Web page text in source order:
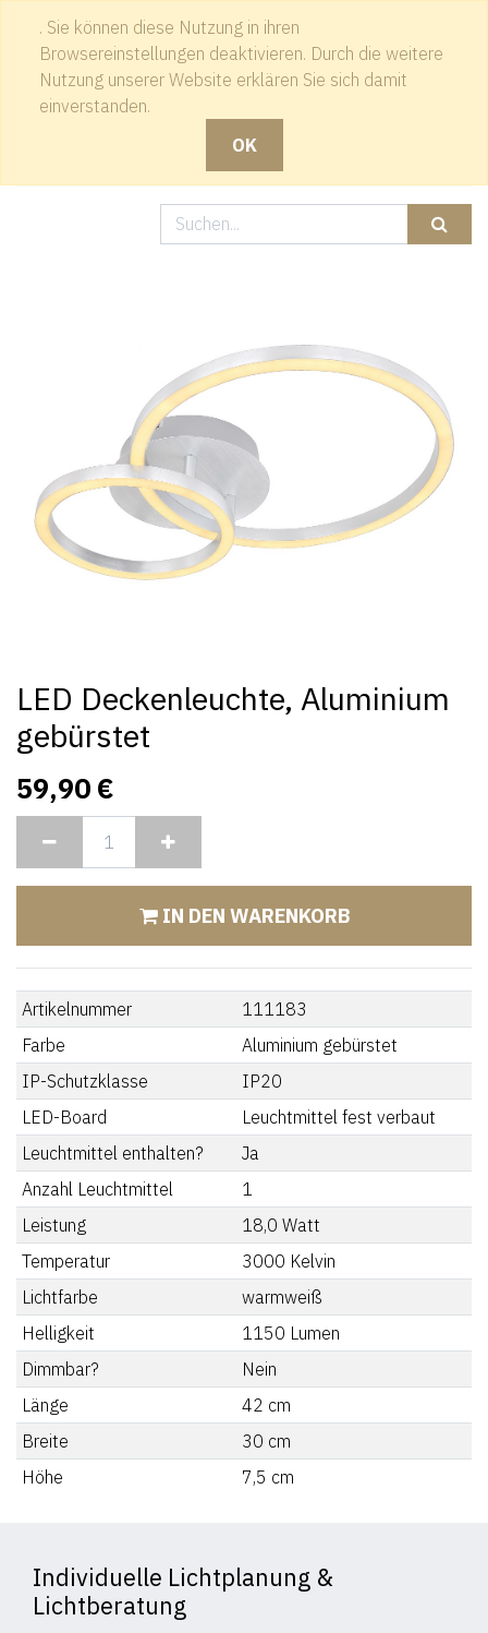
. Sie können diese Nutzung in ihren
Browsereinstellungen deaktivieren. Durch die weitere
Nutzung unserer Website erklären Sie sich damit
einverstanden.
OK
Kontakt
LED Deckenleuchte, Aluminium
gebürstet
59,90 €
IN DEN WARENKORB
Artikelnummer
111183
Farbe
Aluminium gebürstet
IP-Schutzklasse
IP20
LED-Board
Leuchtmittel fest verbaut
Leuchtmittel enthalten?
Ja
Anzahl Leuchtmittel
1
Leistung
18,0 Watt
Temperatur
3000 Kelvin
Lichtfarbe
warmweiß
Helligkeit
1150 Lumen
Dimmbar?
Nein
Länge
42 cm
Breite
30 cm
Höhe
7,5 cm
Individuelle Lichtplanung &
Lichtberatung